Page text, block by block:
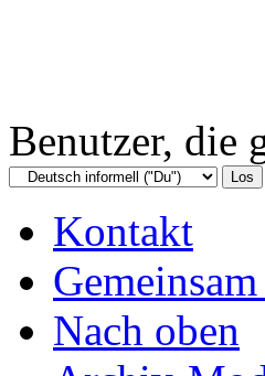
Benutzer, die
Kontakt
Nach oben